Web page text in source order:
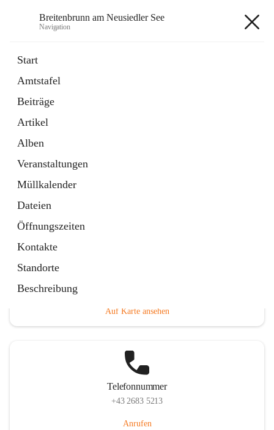
Breitenbrunn am Neusiedler See
Navigation
Start
Amtstafel
Beiträge
Artikel
Alben
Veranstaltungen
Müllkalender
Dateien
Öffnungszeiten
Kontakte
Standorte
Beschreibung
18 Schnellzugriffe
Gemeindeservice
Auf Karte ansehen
Telefonnummer
+43 2683 5213
Anrufen